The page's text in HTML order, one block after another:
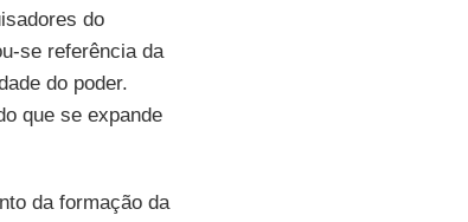
do
se referência da
do poder.
que se expande
da formação da